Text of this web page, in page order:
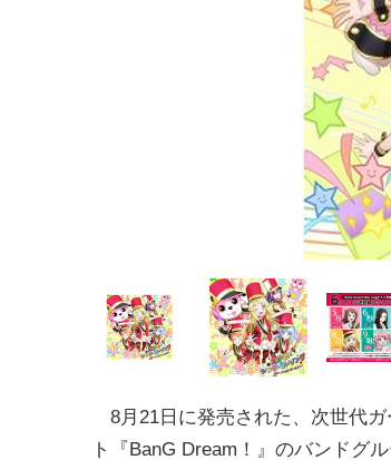
8月21日に発売された、次世代ガ
ト『BanG Dream！』のバンドグ